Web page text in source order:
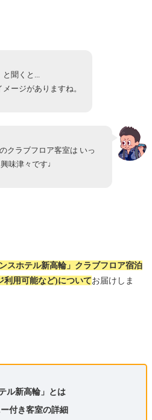
聞くと...
ージがありますね。
クラブフロア客室は いっ
味津々です♩
スホテル新高輪」クラブフロア宿泊
利用可能など)についてお届けしま
ル新高輪」とは
付き客室の詳細